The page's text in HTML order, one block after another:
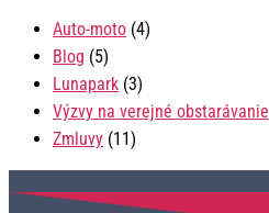
Auto-moto (4)
Blog (5)
Lunapark (3)
Výzvy na verejné obstarávanie
Zmluvy (11)